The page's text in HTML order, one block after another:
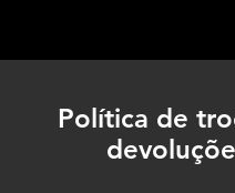
Política de